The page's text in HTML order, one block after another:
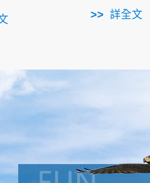
詳全文